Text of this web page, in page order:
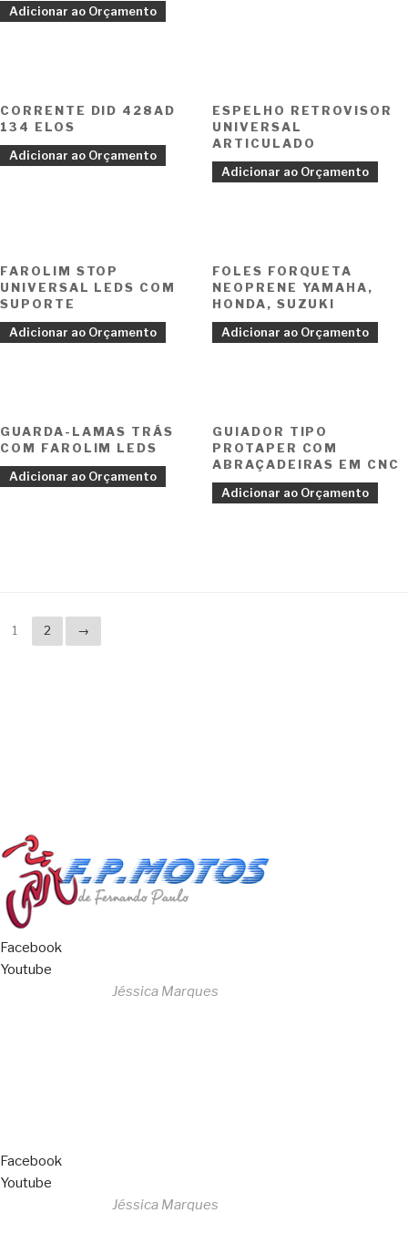
Adicionar ao Orçamento
CORRENTE DID 428AD
134 ELOS
Adicionar ao Orçamento
ESPELHO RETROVISOR
UNIVERSAL
ARTICULADO
Adicionar ao Orçamento
FAROLIM STOP
UNIVERSAL LEDS COM
SUPORTE
Adicionar ao Orçamento
FOLES FORQUETA
NEOPRENE YAMAHA,
HONDA, SUZUKI
Adicionar ao Orçamento
GUARDA-LAMAS TRÁS
COM FAROLIM LEDS
Adicionar ao Orçamento
GUIADOR TIPO
PROTAPER COM
ABRAÇADEIRAS EM CNC
Adicionar ao Orçamento
1 2 →
Facebook
Youtube
Jéssica Marques
Facebook
Youtube
Jéssica Marques